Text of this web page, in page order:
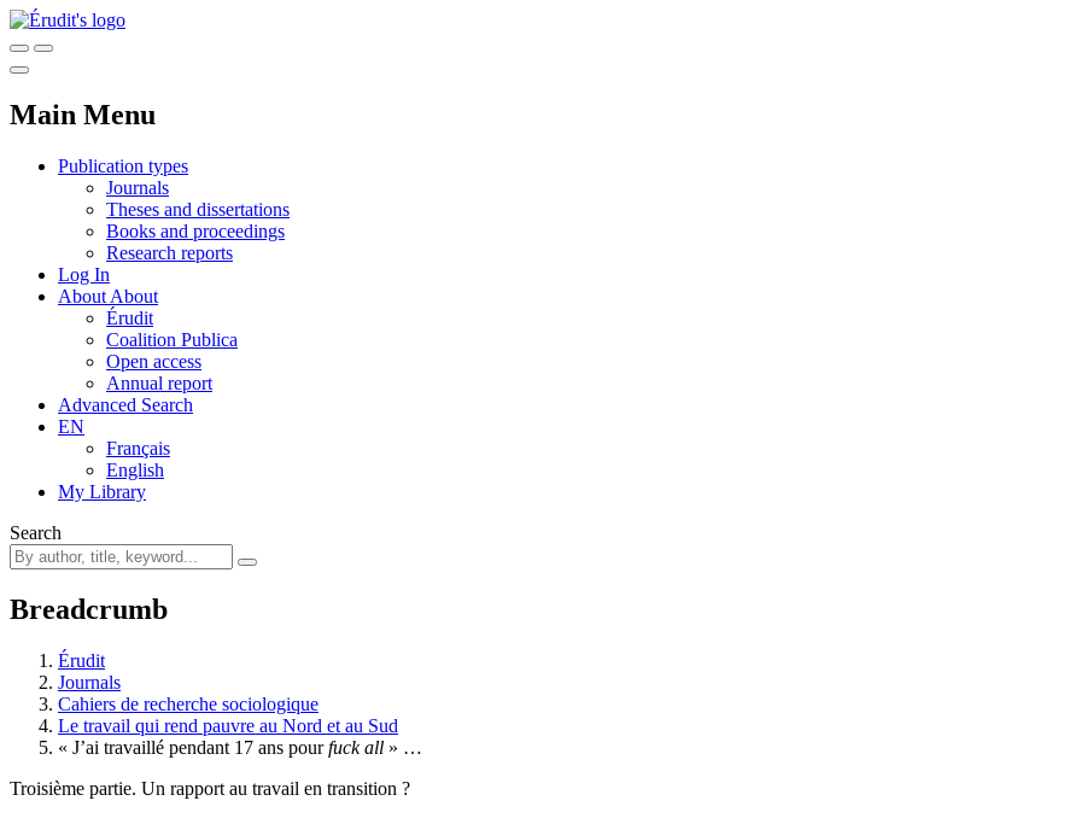
Main Menu
Publication types
Journals
Theses and dissertations
Books and proceedings
Research reports
Log In
About About
Érudit
Coalition Publica
Open access
Annual report
Advanced Search
EN
Français
English
My Library
Search
Breadcrumb
Érudit
Journals
Cahiers de recherche sociologique
Le travail qui rend pauvre au Nord et au Sud
« J’ai travaillé pendant 17 ans pourfuck all » …
Troisième partie. Un rapport au travail en transition ?